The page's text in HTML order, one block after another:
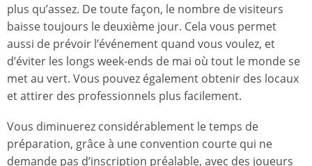
plus qu’assez. De toute façon, le nombre de visiteurs
baisse toujours le deuxième jour. Cela vous permet
aussi de prévoir l’événement quand vous voulez, et
d’éviter les longs week-ends de mai où tout le monde se
met au vert. Vous pouvez également obtenir des locaux
et attirer des professionnels plus facilement.
Vous diminuerez considérablement le temps de
préparation, grâce à une convention courte qui ne
demande pas d’inscription préalable, avec des joueurs